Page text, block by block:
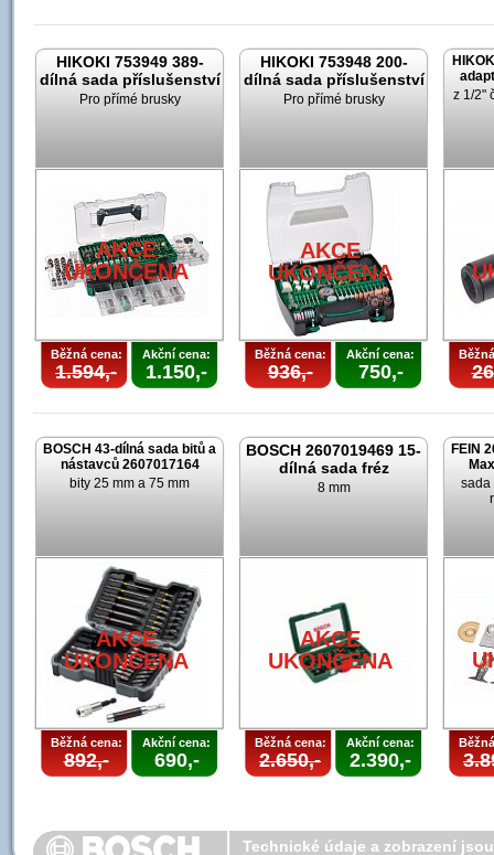
HIKOKI 753949 389-
dílná sada příslušenství
Pro přímé brusky
AKCE
UKONČENA
Běžná cena:
1.594,-
Akční cena:
1.150,-
HIKOKI 753948 200-
dílná sada příslušenství
Pro přímé brusky
AKCE
UKONČENA
Běžná cena:
936,-
Akční cena:
750,-
z 1/2"
BOSCH 43-dílná sada bitů a
nástavců 2607017164
bity 25 mm a 75 mm
AKCE
UKONČENA
Běžná cena:
892,-
Akční cena:
690,-
BOSCH 2607019469 15-
dílná sada fréz
8 mm
AKCE
UKONČENA
Běžná cena:
2.650,-
Akční cena:
2.390,-
FEIN
sada
Technické údaje a zobrazení